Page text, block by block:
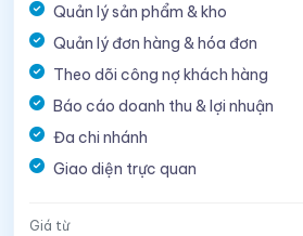
Quản lý sản phẩm & kho
Quản lý đơn hàng & hóa đơn
Theo dõi công nợ khách hàng
Báo cáo doanh thu & lợi nhuận
Đa chi nhánh
Giao diện trực quan
Giá từ